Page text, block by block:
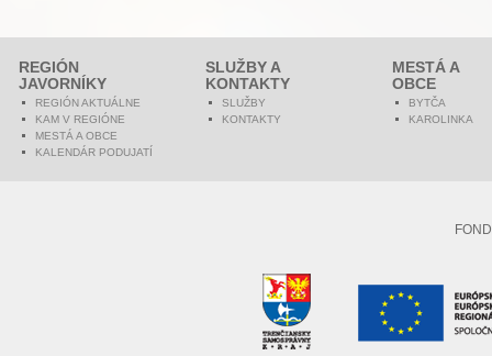
REGIÓN
JAVORNÍKY
REGIÓN AKTUÁLNE
KAM V REGIÓNE
MESTÁ A OBCE
KALENDÁR PODUJATÍ
SLUŽBY A
KONTAKTY
SLUŽBY
KONTAKTY
MESTÁ A
OBCE
BYTČA
KAROLINKA